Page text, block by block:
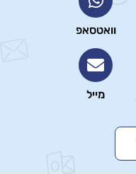
וואטסאפ
מייל